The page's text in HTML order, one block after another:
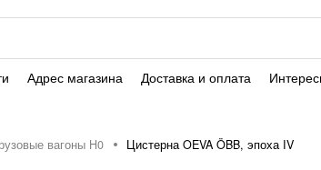
Адрес магазина Доставка и оплата
вагоны H0 Цистерна OEVA ÖBB, эпоха IV